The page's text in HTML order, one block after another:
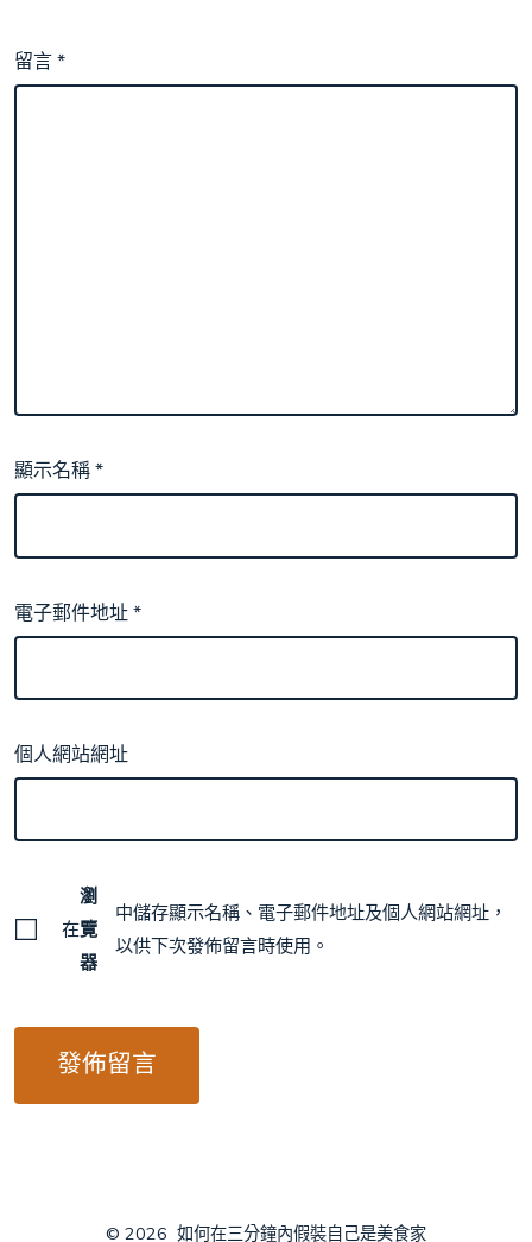
留言*
顯示名稱*
電子郵件地址*
個人網站網址
在
瀏
覽
器
中儲存顯示名稱、電子郵件地址及個人網站網址，
以供下次發佈留言時使用。
© 2026 如何在三分鐘內假裝自己是美食家